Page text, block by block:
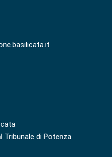
Tribunale di Potenza